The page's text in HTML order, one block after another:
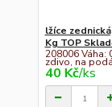
lžíce
Kg TOP
208006 Váha:
zdivo, na
40 Kč/ks